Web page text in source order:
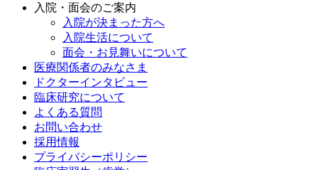
入院・面会のご案内
入院が決まった方へ
入院生活について
面会・お見舞いについて
医療関係者のみなさま
ドクターインタビュー
臨床研究について
よくある質問
お問い合わせ
採用情報
プライバシーポリシー